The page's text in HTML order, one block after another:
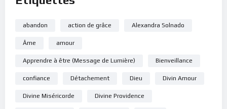
abandon action de grâce Alexandra Solnado
Âme amour
Apprendre à être (Message de Lumière) Bienveillance
confiance Détachement Dieu Divin Amour
Divine Miséricorde Divine Providence